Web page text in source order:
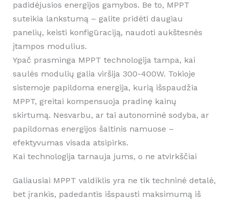
padidėjusios energijos gamybos. Be to, MPPT
suteikia lankstumą – galite pridėti daugiau
panelių, keisti konfigūraciją, naudoti aukštesnės
įtampos modulius.
Ypač prasminga MPPT technologija tampa, kai
saulės modulių galia viršija 300-400W. Tokioje
sistemoje papildoma energija, kurią išspaudžia
MPPT, greitai kompensuoja pradinę kainų
skirtumą. Nesvarbu, ar tai autonominė sodyba, ar
papildomas energijos šaltinis namuose –
efektyvumas visada atsipirks.
Kai technologija tarnauja jums, o ne atvirkščiai
Galiausiai MPPT valdiklis yra ne tik techninė detalė,
bet įrankis, padedantis išspausti maksimumą iš